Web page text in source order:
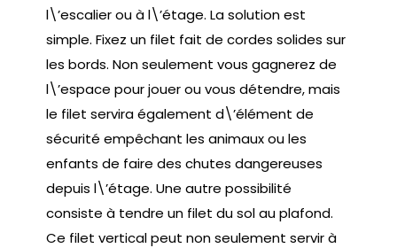
l\’escalier ou à l\’étage. La solution est
simple. Fixez un filet fait de cordes solides sur
les bords. Non seulement vous gagnerez de
l\’espace pour jouer ou vous détendre, mais
le filet servira également d\’élément de
sécurité empêchant les animaux ou les
enfants de faire des chutes dangereuses
depuis l\’étage. Une autre possibilité
consiste à tendre un filet du sol au plafond.
Ce filet vertical peut non seulement servir à